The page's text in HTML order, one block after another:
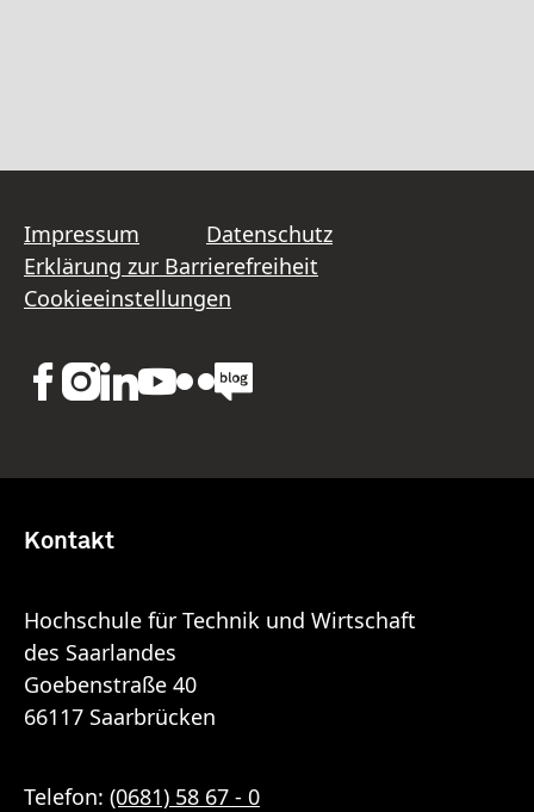
Impressum
Datenschutz
Erklärung zur Barrierefreiheit
Cookieeinstellungen
Kontakt
Hochschule für Technik und Wirtschaft
des Saarlandes
Goebenstraße 40
66117 Saarbrücken
Telefon: (0681) 58 67 - 0